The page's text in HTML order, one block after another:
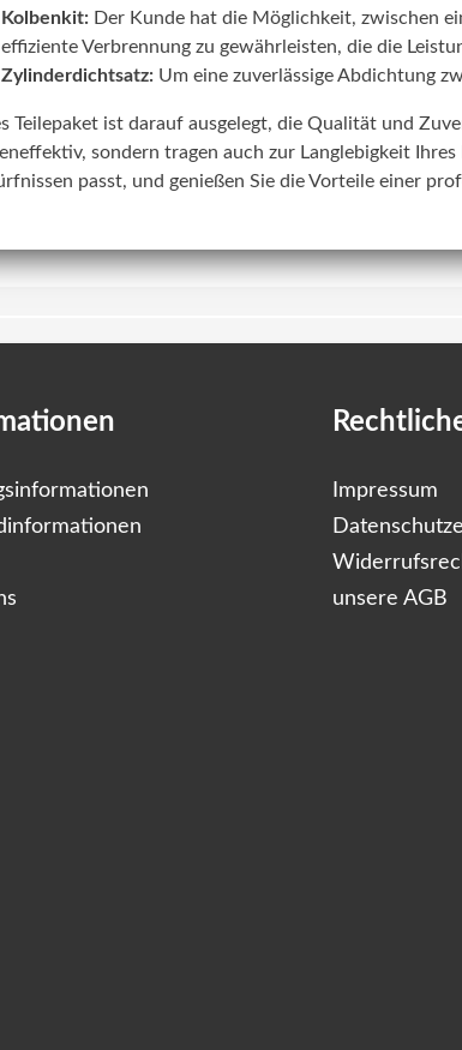
Kolbenkit: Der Kunde hat die Möglichkeit, zwischen
effiziente Verbrennung zu gewährleisten, die die
Zylinderdichtsatz: Um eine zuverlässige Abdichtung
Teilepaket ist darauf ausgelegt, die Qualität und
sondern tragen auch zur Langlebigkeit
passt, und genießen Sie die Vorteile einer
Impressum
unsere AGB